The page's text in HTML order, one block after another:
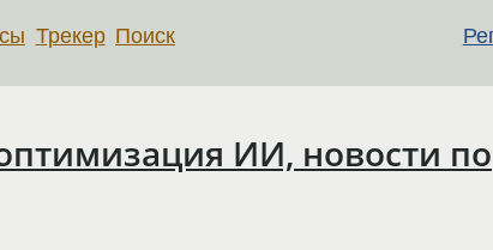
Трекер Поиск
ИИ, новости по